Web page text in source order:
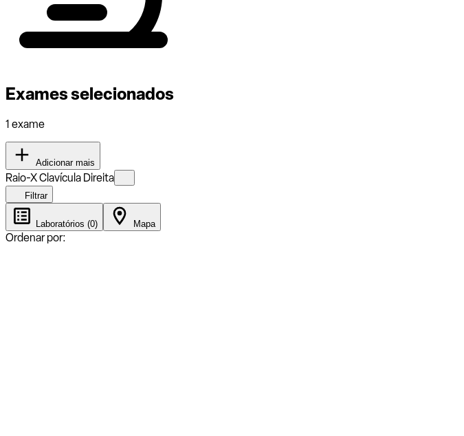
Exames selecionados
1 exame
Adicionar mais
Raio-X Clavícula Direita
Filtrar
Laboratórios (0) Mapa
Ordenar por: